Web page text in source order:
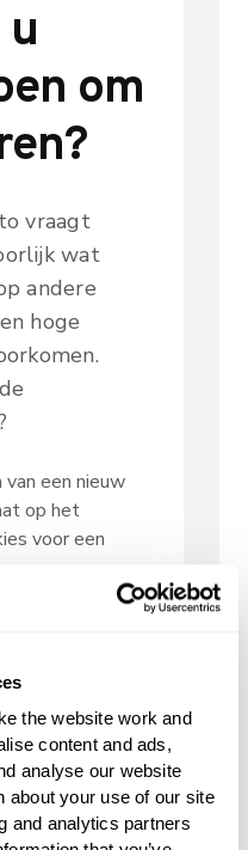
the website work and
content and ads,
analyse our website
about your use of our site
and analytics partners
om
vraagt
wat
andere
hoge
een nieuw
op het
voor een
aanwezig in
Doe dan
uit.
de lamp uit te